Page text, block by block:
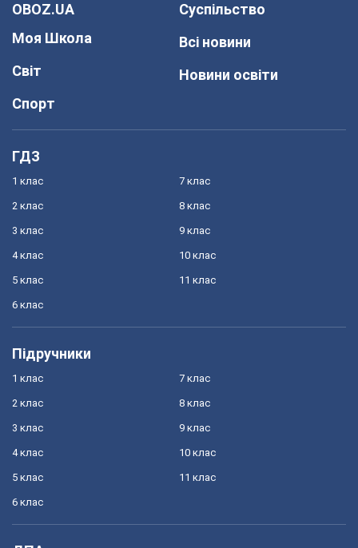
OBOZ.UA
Моя Школа
Світ
Спорт
Суспільство
Всі новини
Новини освіти
ГДЗ
1 клас
2 клас
3 клас
4 клас
5 клас
6 клас
7 клас
8 клас
9 клас
10 клас
11 клас
Підручники
1 клас
2 клас
3 клас
4 клас
5 клас
6 клас
7 клас
8 клас
9 клас
10 клас
11 клас